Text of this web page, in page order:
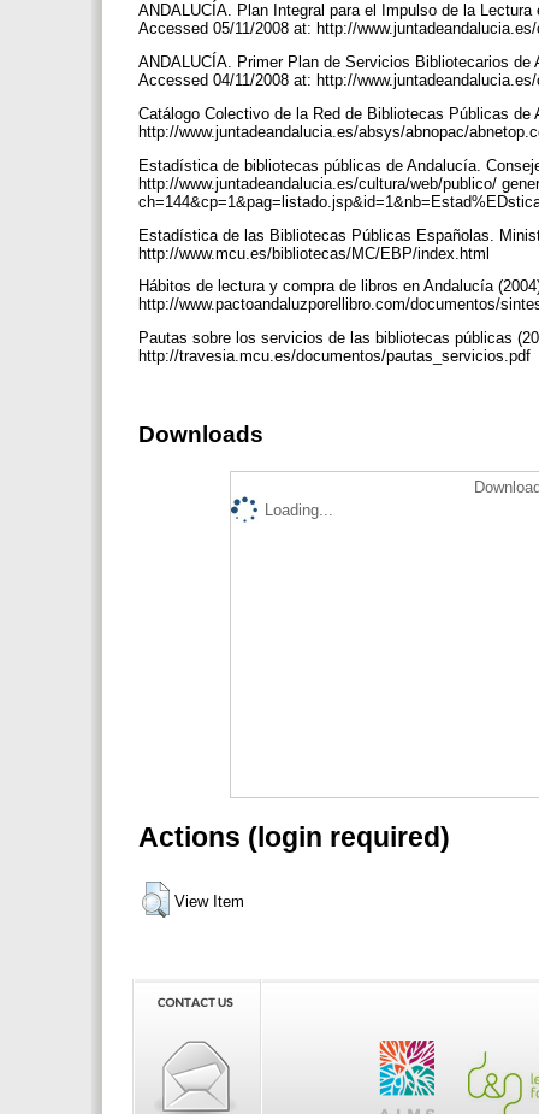
ANDALUCÍA. Plan Integral para el Impulso de la
Accessed 05/11/2008 at: http://
ANDALUCÍA. Primer Plan de Servicios Bibliotecarios
Accessed 04/11/2008 at: http://
Catálogo Colectivo de la Red de Bibliotecas Públicas de
http://www.juntadeandalucia.es/absys/abnopac/
Estadística de bibliotecas públicas de Andalucía.
http://www.juntadeandalucia.es/cultura/web/publico/
Estadística de las Bibliotecas Públicas Españolas.
http://www.mcu.es/bibliotecas/MC/EBP/index.html
Hábitos de lectura y compra de libros en Andalucía
http://www.pactoandaluzporellibro.com/documentos/
Pautas sobre los servicios de las bibliotecas públicas
http://travesia.mcu.es/documentos/pautas_servicios.pdf
Downloads
Loading...
Actions (login required)
View Item